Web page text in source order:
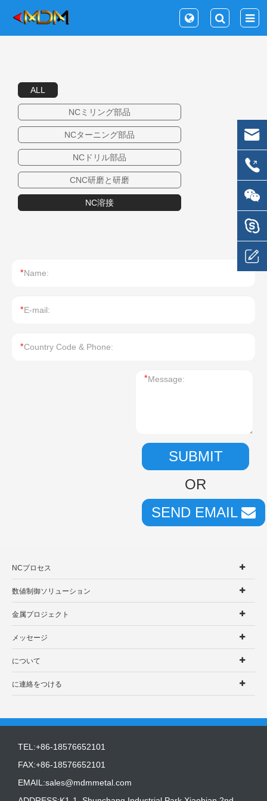
ALL
NCミリング部品
NCターニング部品
NCドリル部品
CNC研磨と研磨
NC溶接
*
*
*
*
SUBMIT
OR
SEND EMAIL
NCプロセス
数値制御ソリューション
金属プロジェクト
メッセージ
について
に連絡をつける
TEL:+86-18576652101
FAX:+86-18576652101
EMAIL:sales@mdmmetal.com